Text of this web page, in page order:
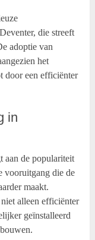
die streeft
adoptie van
het
door een efficiënter
in
aan de populariteit
vooruitgang die de
maakt.
alleen efficiënter
geïnstalleerd